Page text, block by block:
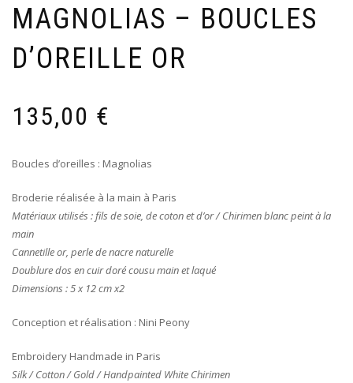
MAGNOLIAS – BOUCLES
D’OREILLE OR
135,00 €
Boucles d’oreilles : Magnolias
Broderie réalisée à la main à Paris
Matériaux utilisés : fils de soie, de coton et d’or / Chirimen blanc peint à la
main
Cannetille or, perle de nacre naturelle
Doublure dos en cuir doré cousu main et laqué
Dimensions : 5 x 12 cm x2
Conception et réalisation : Nini Peony
Embroidery Handmade in Paris
Silk / Cotton / Gold / Handpainted White Chirimen